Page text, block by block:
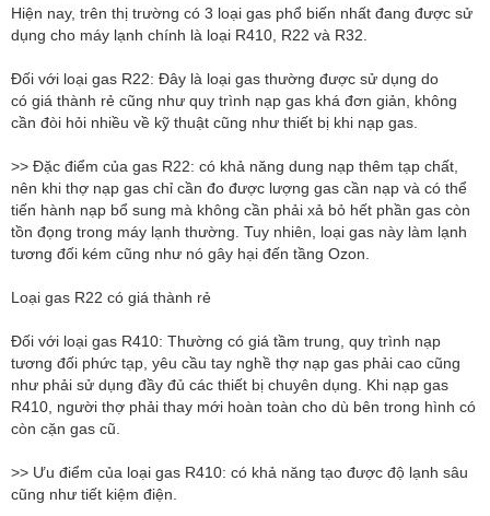
Hiện nay, trên thị trường có 3 loại gas phổ biến nhất đang được sử
dụng cho máy lạnh chính là loại R410, R22 và R32.
Đối với loại gas R22: Đây là loại gas thường được sử dụng do
có giá thành rẻ cũng như quy trình nạp gas khá đơn giản, không
cần đòi hỏi nhiều về kỹ thuật cũng như thiết bị khi nạp gas.
>> Đặc điểm của gas R22: có khả năng dung nạp thêm tạp chất,
nên khi thợ nạp gas chỉ cần đo được lượng gas cần nạp và có thể
tiến hành nạp bổ sung mà không cần phải xả bỏ hết phần gas còn
tồn đọng trong máy lạnh thường. Tuy nhiên, loại gas này làm lạnh
tương đối kém cũng như nó gây hại đến tầng Ozon.
Loại gas R22 có giá thành rẻ
Đối với loại gas R410: Thường có giá tầm trung, quy trình nạp
tương đối phức tạp, yêu cầu tay nghề thợ nạp gas phải cao cũng
như phải sử dụng đầy đủ các thiết bị chuyên dụng. Khi nạp gas
R410, người thợ phải thay mới hoàn toàn cho dù bên trong hình có
còn cặn gas cũ.
>> Ưu điểm của loại gas R410: có khả năng tạo được độ lạnh sâu
cũng như tiết kiệm điện.